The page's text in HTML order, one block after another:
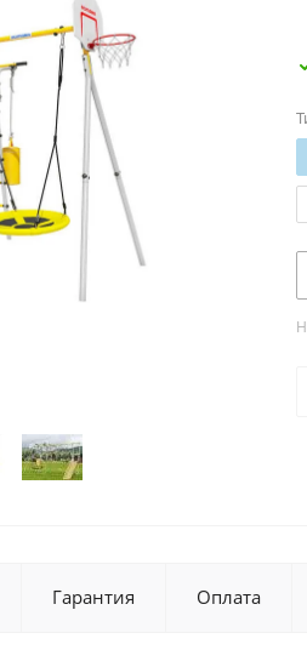
Гарантия Оплата